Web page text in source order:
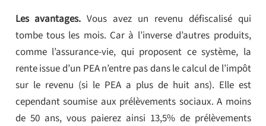
Les avantages. Vous avez un revenu défiscalisé qui
tombe tous les mois. Car à l’inverse d’autres produits,
comme l’assurance-vie, qui proposent ce système, la
rente issue d’un PEA n’entre pas dans le calcul de l’impôt
sur le revenu (si le PEA a plus de huit ans). Elle est
cependant soumise aux prélèvements sociaux. A moins
de 50 ans, vous paierez ainsi 13,5% de prélèvements